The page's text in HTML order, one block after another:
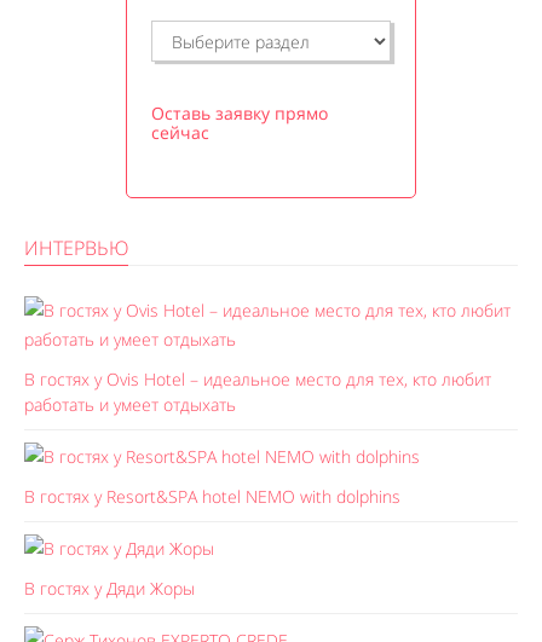
Оставь заявку прямо
сейчас
ИНТЕРВЬЮ
В гостях у Ovis Hotel – идеальное место для тех, кто любит
работать и умеет отдыхать
В гостях у Resort&SPA hotel NEMO with dolphins
В гостях у Дяди Жоры